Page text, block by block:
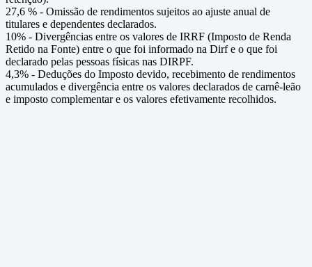
27,6 % - Omissão de rendimentos sujeitos ao ajuste anual de
titulares e dependentes declarados.
10% - Divergências entre os valores de IRRF (Imposto de Renda
Retido na Fonte) entre o que foi informado na Dirf e o que foi
declarado pelas pessoas físicas nas DIRPF.
4,3% - Deduções do Imposto devido, recebimento de rendimentos
acumulados e divergência entre os valores declarados de carnê-leão
e imposto complementar e os valores efetivamente recolhidos.